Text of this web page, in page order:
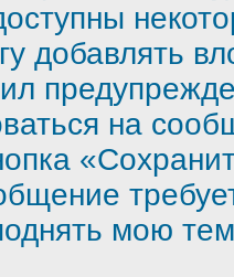
добавлять
на
мою